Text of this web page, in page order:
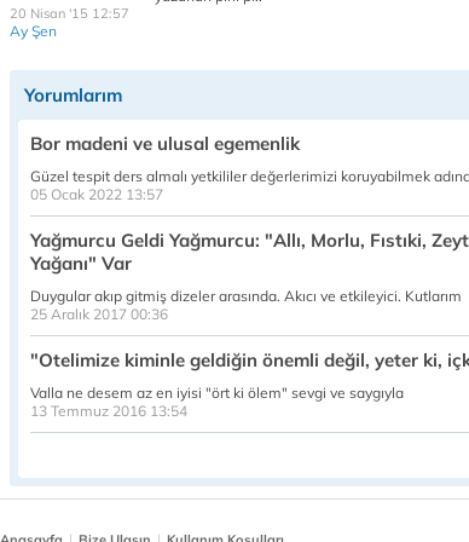
20 Nisan '15 12:57
Ay Şen
Yorumlarım
Bor madeni ve ulusal egemenlik
Güzel tespit ders almalı yetkililer değerlerimizi koruyabilmek
05 Ocak 2022 13:57
Yağmurcu Geldi Yağmurcu: "Allı, Morlu, Fıstıki,
Yağanı" Var
Duygular akıp gitmiş dizeler arasında. Akıcı ve etkileyici. Kutlarım
25 Aralık 2017 00:36
"Otelimize kiminle geldiğin önemli değil, yeter ki,
Valla ne desem az en iyisi "ört ki ölem" sevgi ve saygıyla
13 Temmuz 2016 13:54